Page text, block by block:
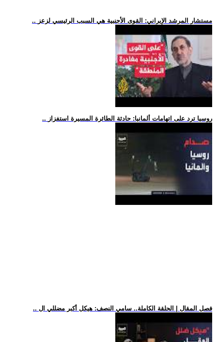
.. مستشار المرشد الإيراني: القوى الأجنبية هي السبب الرئيسي لزعز
.. روسيا ترد على اتهامات ألمانيا: حادثة الطائرة المسيرة استفزاز
.. فصل المقال | الحلقة الكاملة.. سامي النصف: هيكل أكبر مضللي ال